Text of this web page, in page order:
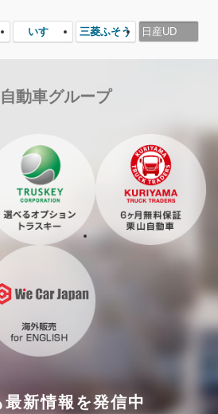
いすゞ 三菱ふそう 日産UD
動車グループ
新情報を発信中